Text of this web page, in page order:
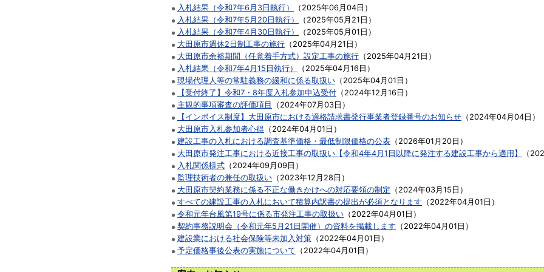
入札結果（令和7年6月3日執行）
（ 2025年06月04日 ）
入札結果（令和7年5月20日執行）
（ 2025年05月21日 ）
入札結果（令和7年4月30日執行）
（ 2025年05月01日 ）
大田原市週休2日制工事の施行 （ 2025年04月21日 ）
大田原市余裕期間（任意着手方式）設定工事の施行 （ 2025年04月21日 ）
入札結果（令和7年4月15日執行）
（ 2025年04月16日 ）
現場代理人等の常駐義務の緩和に係る取扱い （ 2025年04月01日 ）
【受付終了】令和7・8年度入札参加申込受付 （ 2024年12月16日 ）
主観的事項審査の評価項目
（ 2024年07月03日 ）
【インボイス制度】大田原市における適格請求書発行事業者登録番号のお知らせ （ 2024年04月04日 ）
大田原市入札参加者心得 （ 2024年04月01日 ）
建設工事の入札における調査基準価格・最低制限価格の公表 （ 2026年01月20日 ）
大田原市発注工事における近接工事の取扱い【令和4年4月1日以降に発注する建設工事から適用】
（
入札関係様式 （ 2024年09月09日 ）
監理技術者の兼任の取扱い （ 2023年12月28日 ）
大田原市契約業務に係る不正な働きかけへの対応要領の制定 （ 2024年03月15日 ）
すべての建設工事の入札において積算内訳書の提出が必須となります （ 2022年04月01日 ）
令和元年台風第19号に係る市発注工事の取扱い （ 2022年04月01日 ）
契約事務説明会（令和元年5月21日開催）の資料を掲載します （ 2022年04月01日 ）
建設業における社会保険等未加入対策 （ 2022年04月01日 ）
予定価格事後公表の実施について （ 2022年04月01日 ）